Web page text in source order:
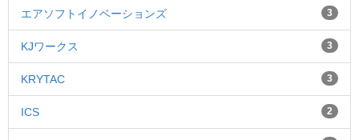
エアソフトイノベーションズ 3
KJワークス 3
KRYTAC 3
ICS 2